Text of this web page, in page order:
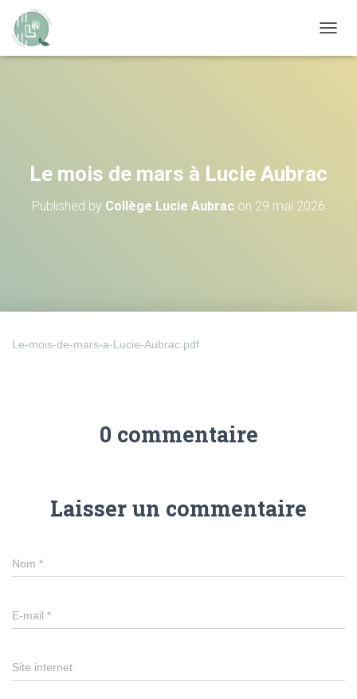
Le mois de mars à Lucie Aubrac
Published by Collège Lucie Aubrac on 29 mai 2026
Le-mois-de-mars-a-Lucie-Aubrac.pdf
0 commentaire
Laisser un commentaire
Nom *
E-mail *
Site internet